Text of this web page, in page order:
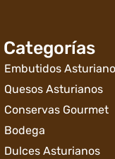
Categorías
Embutidos
Quesos Asturianos
Conservas Gourmet
Bodega
Dulces Asturianos